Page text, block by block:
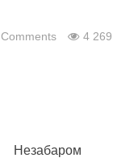
4 269
Незабаром